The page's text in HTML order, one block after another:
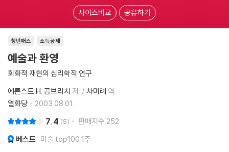
사이즈비교 공유하기
소득공제
청년패스
예술과 환영
회화적 재현의 심리학적 연구
에른스트 H. 곰브리치 저 차미례 역
열화당
2003.08.01.
7.4 5 판매지수 252
베스트 미술 top100 1주